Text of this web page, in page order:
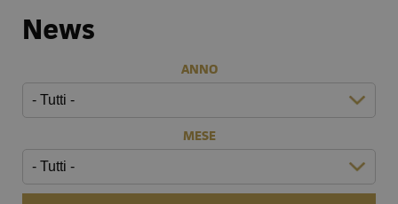
News
ANNO
MESE